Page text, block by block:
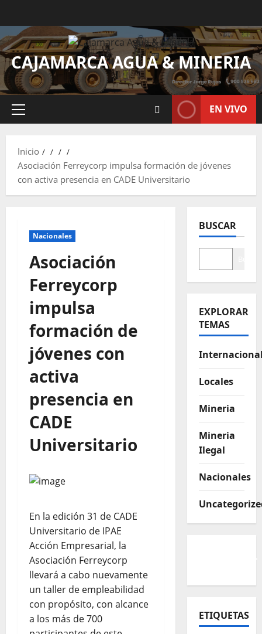
CAJAMARCA AGUA & MINERIA
EN VIVO
Inicio
Asociación Ferreycorp impulsa formación de jóvenes
con activa presencia en CADE Universitario
Nacionales
Asociación
Ferreycorp
impulsa
formación de
jóvenes con
activa
presencia en
CADE
Universitario
En la edición 31 de CADE
Universitario de IPAE
Acción Empresarial, la
Asociación Ferreycorp
llevará a cabo nuevamente
un taller de empleabilidad
con propósito, con alcance
a los más de 700
BUSCAR
EXPLORAR
TEMAS
Locales
Mineria
Mineria
Ilegal
Nacionales
ETIQUETAS